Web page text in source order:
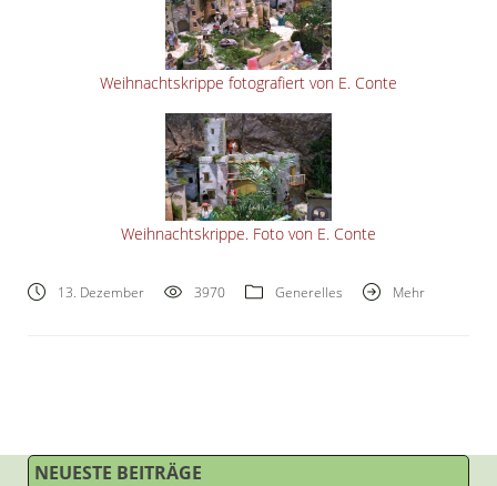
Weihnachtskrippe fotografiert von E. Conte
Weihnachtskrippe. Foto von E. Conte
13. Dezember 3970 Generelles Mehr
NEUESTE BEITRÄGE